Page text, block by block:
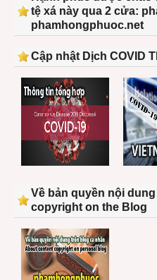
tệ xá này qua 2 cửa:
phamhongphuoc.net
Cập nhật Dịch COVID
Về bản quyền nội
copyright on the Blog